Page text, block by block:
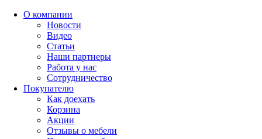
О компании
Новости
Видео
Статьи
Наши партнеры
Работа у нас
Сотрудничество
Покупателю
Как доехать
Корзина
Акции
Отзывы о мебели